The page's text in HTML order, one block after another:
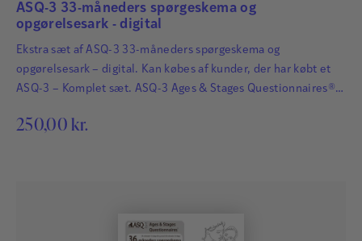
ASQ-3 33-måneders spørgeskema og
opgørelsesark - digital
Ekstra sæt af ASQ-3 33-måneders spørgeskema og
opgørelsesark – digital. Kan købes af kunder, der har købt et
ASQ-3 – Komplet sæt. ASQ-3 Ages & Stages Questionnaires®
hos småbørn. Det har afgørende betydning for børns fremtid,
250,00 kr.